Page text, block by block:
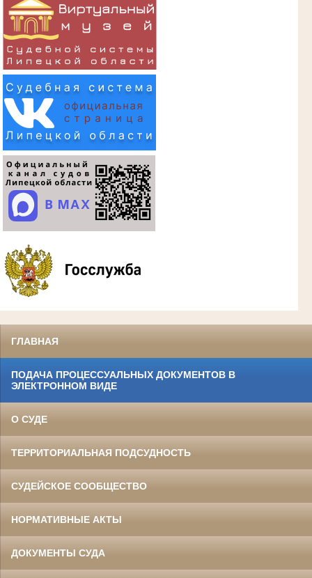
ГЛАВНАЯ
ПОДАЧА ПРОЦЕССУАЛЬНЫХ ДОКУМЕНТОВ В
ЭЛЕКТРОННОМ ВИДЕ
О СУДЕ
ТЕРРИТОРИАЛЬНАЯ ПОДСУДНОСТЬ
СУДЕЙСКОЕ СООБЩЕСТВО
НОРМАТИВНЫЕ АКТЫ
ДОКУМЕНТЫ СУДА